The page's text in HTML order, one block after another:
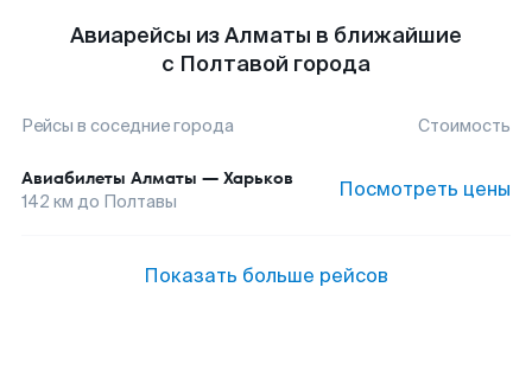
Авиарейсы из Алматы в ближайшие
с Полтавой города
Рейсы в соседние города Стоимость
Авиабилеты Алматы — Харьков
142 км до Полтавы Посмотреть цены
Показать больше рейсов